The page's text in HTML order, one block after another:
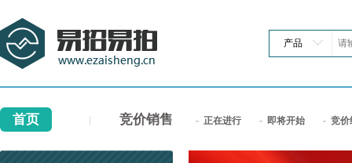
产品
首页 竞价销售 正在进行 即将开始 竞价